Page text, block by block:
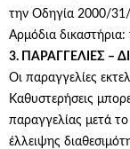
την Οδηγία 2000/31/
Αρμόδια
3. ΠΑΡΑΓΓΕΛΙΕΣ –
Οι παραγγελίες
Καθυστερήσεις
παραγγελίας μετά
έλλειψης